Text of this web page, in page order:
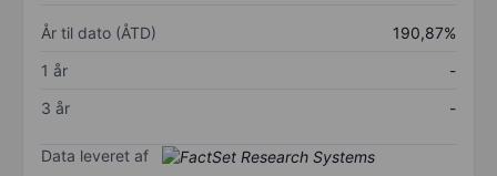
År til dato (ÅTD)
190,87%
1 år
-
3 år
-
Data leveret af